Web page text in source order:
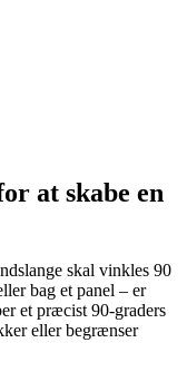
at skabe en
skal vinkles 90
bag et panel – er
et præcist 90-graders
eller begrænser